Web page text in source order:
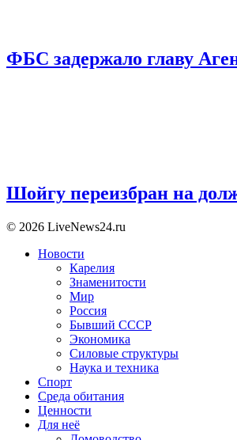
ФБС задержало главу
Шойгу переизбран на
© 2026 LiveNews24.ru
Новости
Карелия
Знаменитости
Мир
Россия
Бывший СССР
Экономика
Силовые структуры
Наука и техника
Спорт
Среда обитания
Ценности
Для неё